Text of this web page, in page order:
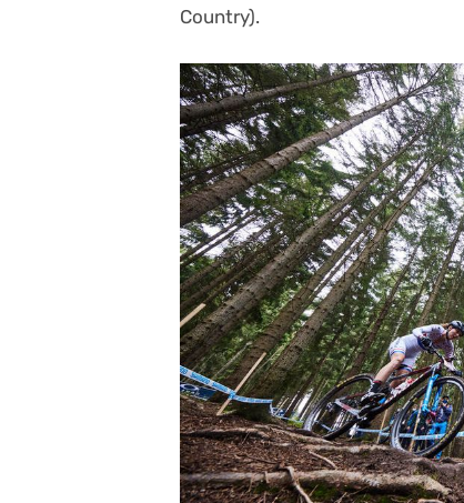
Country).